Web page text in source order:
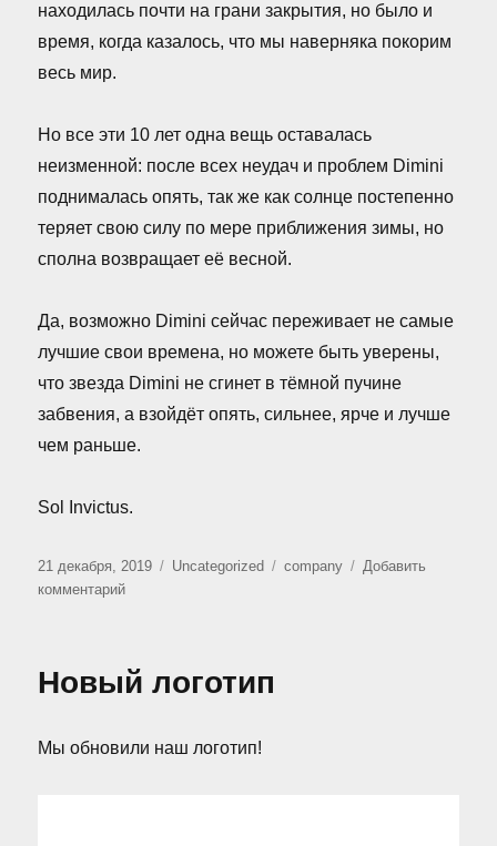
находилась почти на грани закрытия, но было и
время, когда казалось, что мы наверняка покорим
весь мир.
Но все эти 10 лет одна вещь оставалась
неизменной: после всех неудач и проблем Dimini
поднималась опять, так же как солнце постепенно
теряет свою силу по мере приближения зимы, но
сполна возвращает её весной.
Да, возможно Dimini сейчас переживает не самые
лучшие свои времена, но можете быть уверены,
что звезда Dimini не сгинет в тёмной пучине
забвения, а взойдёт опять, сильнее, ярче и лучше
чем раньше.
Sol Invictus.
Опубликовано
21 декабря, 2019 Рубрики
Uncategorized Метки
company
Добавить
комментарийк
Новый логотип
Мы обновили наш логотип!